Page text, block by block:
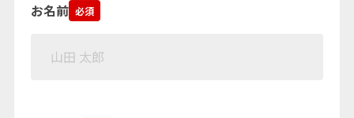
お名前 必須